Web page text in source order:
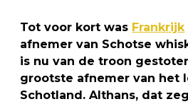
Tot voor kort was Frankrijk
afnemer van Schotse
is nu van de troon
grootste afnemer van het
Schotland. Althans, dat